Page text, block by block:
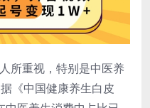
所重视，特别是中医养
《中国健康养生白皮